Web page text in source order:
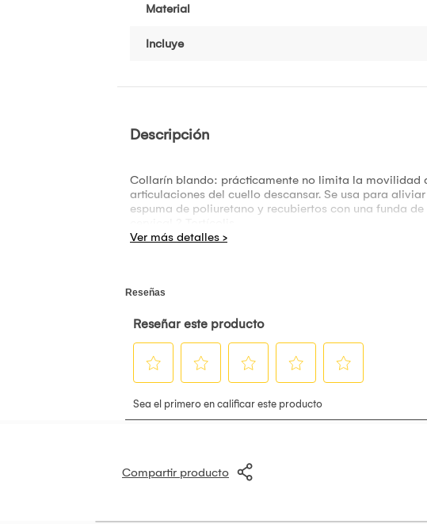
Material
Incluye
Descripción
Collarín blando: prácticamente no limita la movilidad
articulaciones del cuello descansar. Se usa para
espuma de poliuretano y recubiertos con una funda
Compartir producto